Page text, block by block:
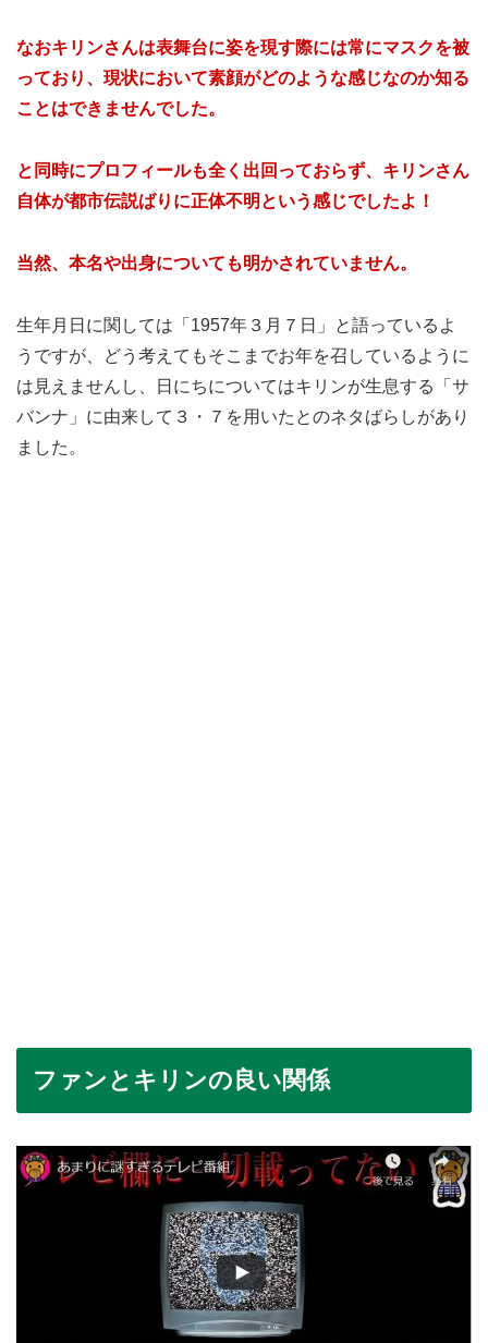
なおキリンさんは表舞台に姿を現す際には常にマスクを被
っており、現状において素顔がどのような感じなのか知る
ことはできませんでした。
と同時にプロフィールも全く出回っておらず、キリンさん
自体が都市伝説ばりに正体不明という感じでしたよ！
当然、本名や出身についても明かされていません。
生年月日に関しては「1957年３月７日」と語っているよ
うですが、どう考えてもそこまでお年を召しているように
は見えませんし、日にちについてはキリンが生息する「サ
バンナ」に由来して３・７を用いたとのネタばらしがあり
ました。
ファンとキリンの良い関係